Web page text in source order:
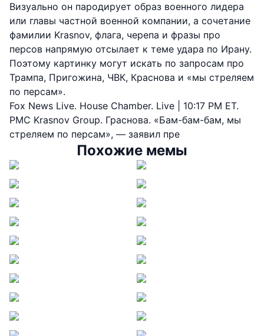
Визуально он пародирует образ военного лидера
или главы частной военной компании, а сочетание
фамилии Krasnov, флага, черепа и фразы про
персов напрямую отсылает к теме удара по Ирану.
Поэтому картинку могут искать по запросам про
Трампа, Пригожина, ЧВК, Краснова и «мы стреляем
по персам».
Fox News Live. House Chamber. Live | 10:17 PM ET.
PMC Krasnov Group. Граснова. «Бам-бам-бам, мы
стреляем по персам», — заявил пре
Похожие мемы